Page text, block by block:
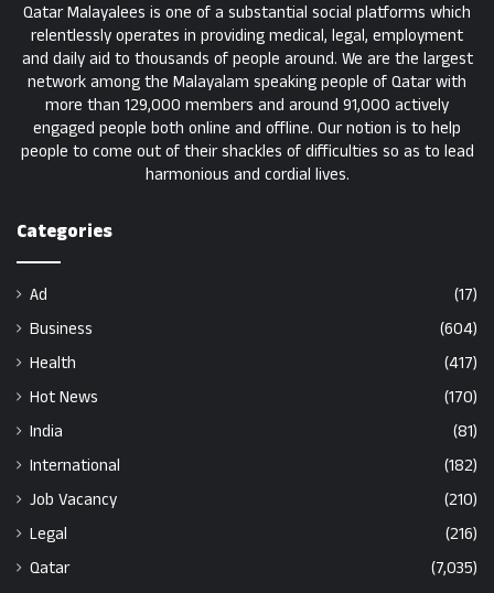
Qatar Malayalees is one of a substantial social platforms which
relentlessly operates in providing medical, legal, employment
and daily aid to thousands of people around. We are the largest
network among the Malayalam speaking people of Qatar with
more than 129,000 members and around 91,000 actively
engaged people both online and offline. Our notion is to help
people to come out of their shackles of difficulties so as to lead
harmonious and cordial lives.
Categories
Ad
(17)
Business
(604)
Health
(417)
Hot News
(170)
India
(81)
International
(182)
Job Vacancy
(210)
Legal
(216)
Qatar
(7,035)